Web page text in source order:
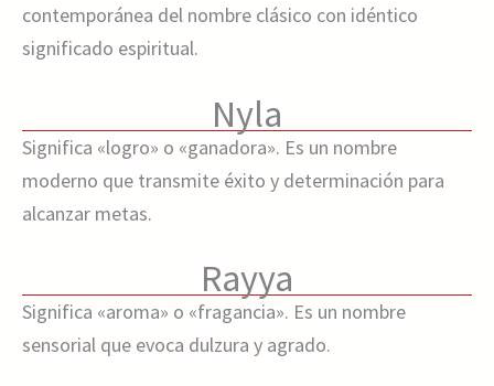
contemporánea del nombre clásico con idéntico
significado espiritual.
Nyla
Significa «logro» o «ganadora». Es un nombre
moderno que transmite éxito y determinación para
alcanzar metas.
Rayya
Significa «aroma» o «fragancia». Es un nombre
sensorial que evoca dulzura y agrado.